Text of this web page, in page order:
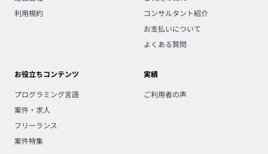
利用規約
コンサルタント紹介
お支払いについて
よくある質問
お役立ちコンテンツ
プログラミング言語
案件・求人
フリーランス
案件特集
実績
ご利用者の声